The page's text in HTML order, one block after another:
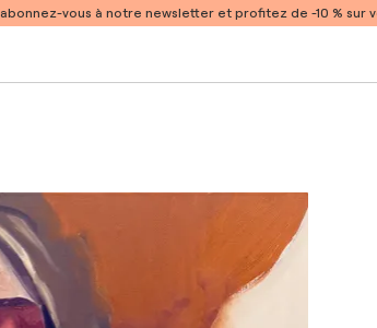
abonnez-vous à notre newsletter et profitez de -10 % sur